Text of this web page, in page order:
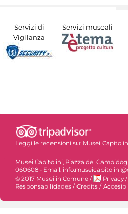
Servizi di
Vigilanza
Servizi museali
Leggi le recensioni su: Musei
Musei Capitolini, Piazza del
060608 - Email:
© 2017 Musei in Comune / Privacy /
Responsabilidades / Credits /